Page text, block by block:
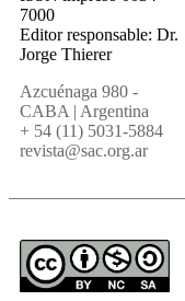
7000
Editor responsable: Dr.
Jorge Thierer
Azcuénaga 980 -
CABA | Argentina
+ 54 (11) 5031-5884
revista@sac.org.ar